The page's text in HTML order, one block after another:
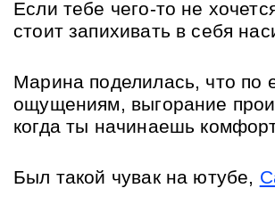
Если тебе чего-то не
стоит запихивать в себя
Марина поделилась, что по
ощущениям, выгорание
когда ты начинаешь
Был такой чувак на ютубе,